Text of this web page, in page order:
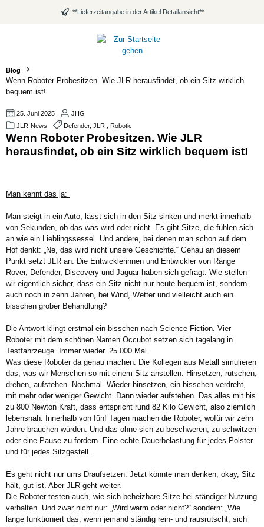
**Lieferzeitangabe in der Artikel Detailansicht**
Blog
Wenn Roboter Probesitzen. Wie JLR herausfindet, ob ein Sitz wirklich
bequem ist!
25. Juni 2025
JHG
JLR-News
Defender, JLR , Robotic
Wenn Roboter Probesitzen. Wie JLR
herausfindet, ob ein Sitz wirklich bequem ist!
Man kennt das ja:
Man steigt in ein Auto, lässt sich in den Sitz sinken und merkt innerhalb
von Sekunden, ob das was wird oder nicht. Es gibt Sitze, die fühlen sich
an wie ein Lieblingssessel. Und andere, bei denen man schon auf dem
Hof denkt: „Ne, das wird nicht unsere Geschichte.“ Genau an diesem
Punkt setzt JLR an. Die Entwicklerinnen und Entwickler von Range
Rover, Defender, Discovery und Jaguar haben sich gefragt: Wie stellen
wir eigentlich sicher, dass ein Sitz nicht nur heute bequem ist, sondern
auch noch in zehn Jahren, bei Wind, Wetter und vielleicht auch ein
bisschen grober Behandlung?
Die Antwort klingt erstmal ein bisschen nach Science-Fiction. Vier
Roboter mit dem schönen Namen Occubot setzen sich tagelang in
Testfahrzeuge. Immer wieder. 25.000 Mal.
Was diese Roboter da genau machen: Die Kollegen aus Metall simulieren
das, was wir Menschen so mit einem Sitz anstellen. Hinsetzen, rutschen,
drehen, aufstehen. Nochmal. Wieder hinsetzen, ein bisschen verdreht,
mit mehr oder weniger Gewicht. Dann wieder aufstehen. Das alles mit bis
zu 800 Newton Kraft, dass entspricht rund 82 Kilo Gewicht, also ziemlich
lebensnah. Innerhalb von fünf Tagen machen die Roboter, wofür wir zehn
Jahre brauchen würden. Und das ohne sich zu beschweren, zu schwitzen
oder eine Pause zu fordern. Eine echte Dauerbelastung für jedes Polster
und für jedes Sitzgestell.
Es geht nicht nur ums Draufsetzen. Jetzt könnte man denken, okay, Sitz
hält, gut ist. Aber JLR geht weiter.
Die Roboter testen auch, wie sich beheizbare Sitze bei ständiger Nutzung
verhalten. Und zwar nicht nur: „Wird warm oder nicht?“ sondern: „Wie
lange funktioniert das, wenn jemand ständig rein- und rausrutscht, sich